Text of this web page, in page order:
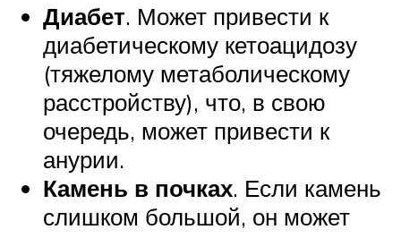
Диабет. Может привести к
диабетическому кетоацидозу
(тяжелому метаболическому
расстройству), что, в свою
очередь, может привести к
анурии.
Камень в почках. Если камень
слишком большой, он может